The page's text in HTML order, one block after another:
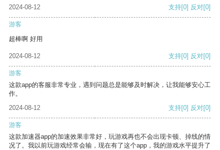
2024-08-12 支持[0] 反对[0]
游客
超棒啊 好用
2024-08-12 支持[0] 反对[0]
游客
这款app的客服非常专业，遇到问题总是能够及时解决，让我能够安心工
作。
2024-08-12
支持[0] 反对[0]
游客
这款加速器app的加速效果非常好，玩游戏再也不会出现卡顿、掉线的情
况了。我以前玩游戏经常会输，现在有了这个app，我的游戏水平提升了